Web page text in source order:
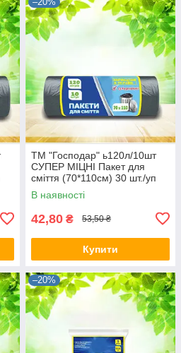
ТМ "Господар" ь120л/10шт
СУПЕР МІЦНІ Пакет для
сміття (70*110см) 30 шт./уп
УБ17
В наявності
42,80 ₴ 53,50 ₴
Купити
–20%